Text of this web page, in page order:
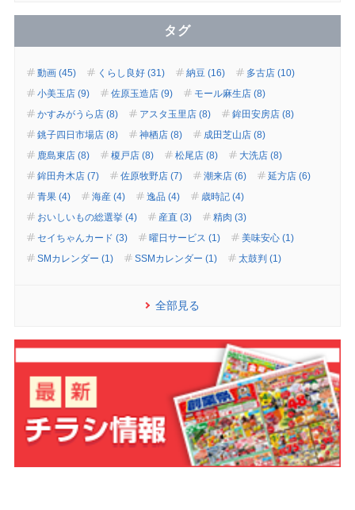
タグ
動画 (45) くらし良好 (31) 納豆 (16)
多古店 (10)
小美玉店 (9)
佐原玉造店 (9)
モール麻生店 (8)
かすみがうら店 (8)
アスタ玉里店 (8)
鉾田安房店 (8)
銚子四日市場店 (8)
神栖店 (8)
成田芝山店 (8)
鹿島東店 (8)
榎戸店 (8) 松尾店 (8)
大洗店 (8)
鉾田舟木店 (7)
佐原牧野店 (7) 潮来店 (6)
延方店 (6)
青果 (4)
海産 (4) 逸品 (4)
歳時記 (4)
おいしいもの総選挙 (4)
産直 (3)
精肉 (3)
セイちゃんカード (3)
曜日サービス (1)
美味安心 (1)
SMカレンダー (1)
SSMカレンダー (1) 太鼓判 (1)
全部見る